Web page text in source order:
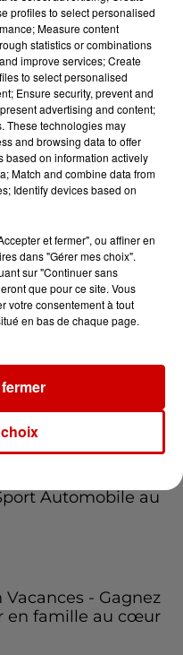
pour
Voir plus
vos entrées
zoos de nos
Arthur 2026 !
Automobile au
- Gagnez
en famille au cœur
profiles to select personalised
Measure content
statistics or combinations
improve services; Create
to select personalised
Ensure security, prevent and
advertising and content;
These technologies may
and browsing data to offer
based on information actively
Match and combine data from
Identify devices based on
et fermer", ou affiner en
dans "Gérer mes choix".
sur "Continuer sans
que pour ce site. Vous
votre consentement à tout
en bas de chaque page.